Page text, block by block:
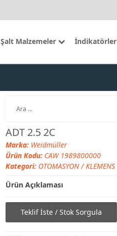
Şalt Malzemeler İndikatörler
ADT 2.5 2C
Marka: Weidmüller
Ürün Kodu: CAW 1989800000
Kategori: OTOMASYON/KLEMENS
Ürün Açıklaması
Teklif İste / Stok Sorgula